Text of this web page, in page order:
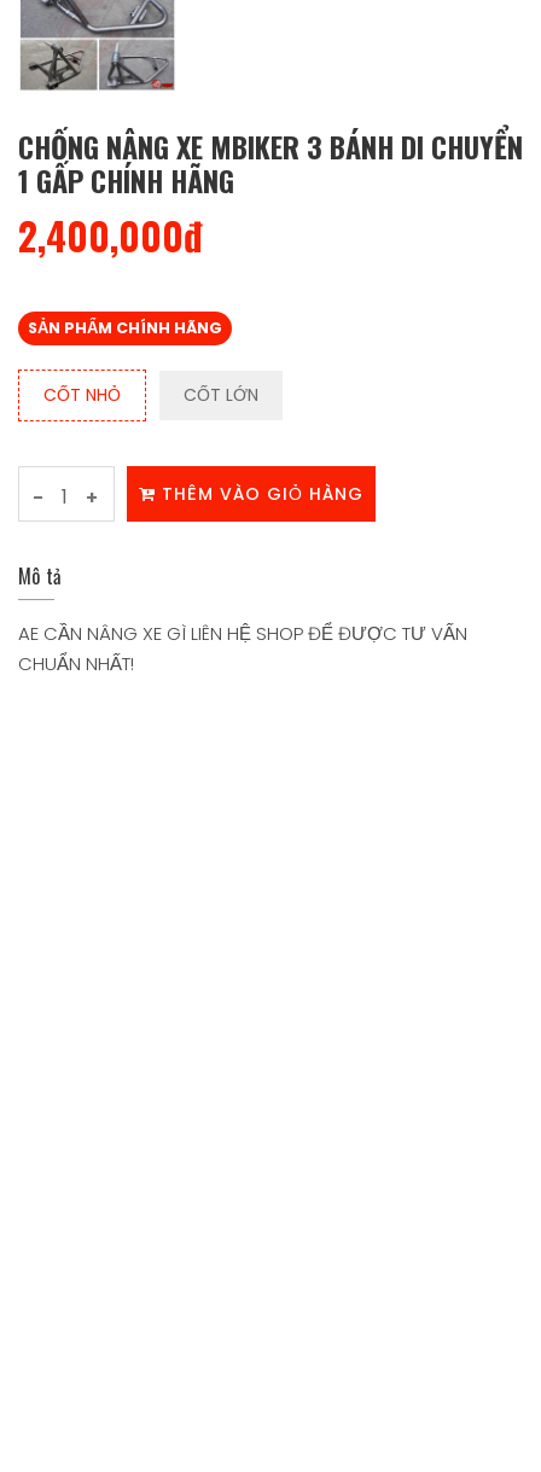
CHỐNG NÂNG XE MBIKER 3 BÁNH DI CHUYỂN
1 GẤP CHÍNH HÃNG
2,400,000đ
SẢN PHẨM CHÍNH HÃNG
CỐT NHỎ CỐT LỚN
- + THÊM VÀO GIỎ HÀNG
Mô tả
AE CẦN NÂNG XE GÌ LIÊN HỆ SHOP ĐỂ ĐƯỢC TƯ VẤN
CHUẨN NHẤT!